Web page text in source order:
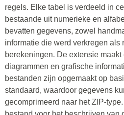
regels. Elke tabel is verdeeld in
bestaande uit numerieke en
bevatten gegevens, zowel
informatie die werd verkregen als
berekeningen. De extensie
diagrammen en grafische
bestanden zijn opgemaakt op
standaard, waardoor gegevens
gecomprimeerd naar het ZIP-